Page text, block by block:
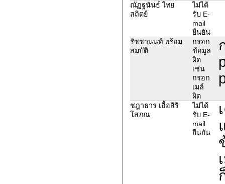
ณัฏฐนันธ์ ไทย
สถิตย์
ไม่ได้
รับ E-
mail
ยืนยัน
รัชชานนท์ พร้อม
สมบัติ
กรอก
ข้อมูล
ผิด
เช่น
กรอก
เมล์
ผิด
ชฎาธาร เอื้อสิริ
โสภณ
ไม่ได้
รับ E-
mail
ยืนยัน